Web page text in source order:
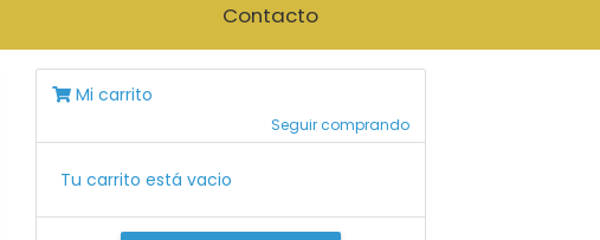
Contacto
Mi carrito
Seguir comprando
Tu carrito está vacio